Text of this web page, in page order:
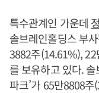
특수관계인 가운데
솔브레인홀딩스 부
3882주(14.61%),
를 보유하고 있다.
파크’가 65만8808